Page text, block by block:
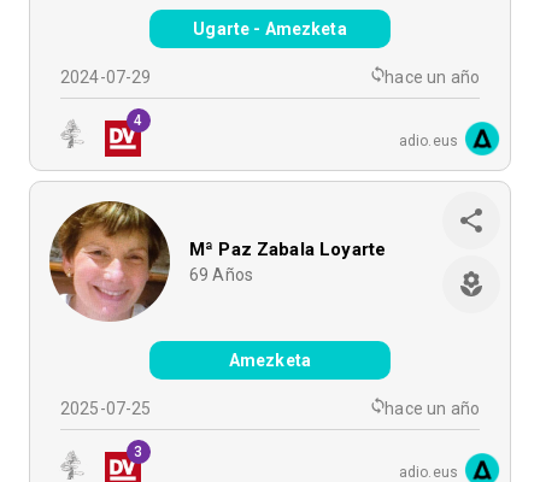
Ugarte - Amezketa
2024-07-29 hace un año
4
adio.eus
Mª Paz Zabala Loyarte
69 Años
Amezketa
2025-07-25 hace un año
3
adio.eus